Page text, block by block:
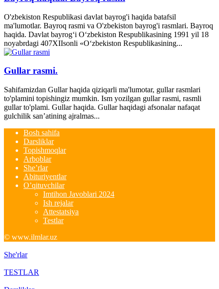
O'zbekiston Respublikasi davlat bayrog'i haqida batafsil
ma'lumotlar. Bayroq rasmi va O'zbekiston bayrog'i rasmlari. Bayroq
haqida. Davlat bayrog‘i O‘zbekiston Respublikasining 1991 yil 18
noyabrdagi 407­XII­sonli «O‘zbekiston Respublikasining...
Gullar rasmi.
Sahifamizdan Gullar haqida qiziqarli ma'lumotar, gullar rasmlari
to'plamini topishingiz mumkin. Ism yozilgan gullar rasmi, rasmli
gullar to'plami. Gullar haqida. Gullar haqidagi afsonalar nafaqat
gulchilik san’atining ajralmas...
Bosh sahifa
Darsliklar
Topishmoqlar
Arboblar
She’rlar
Abituriyentlar
O’qituvchilar
Imtihon Javoblari 2024
Ish rejalar
Attestatsiya
Testlar
© www.ilmlar.uz
She'rlar
TESTLAR